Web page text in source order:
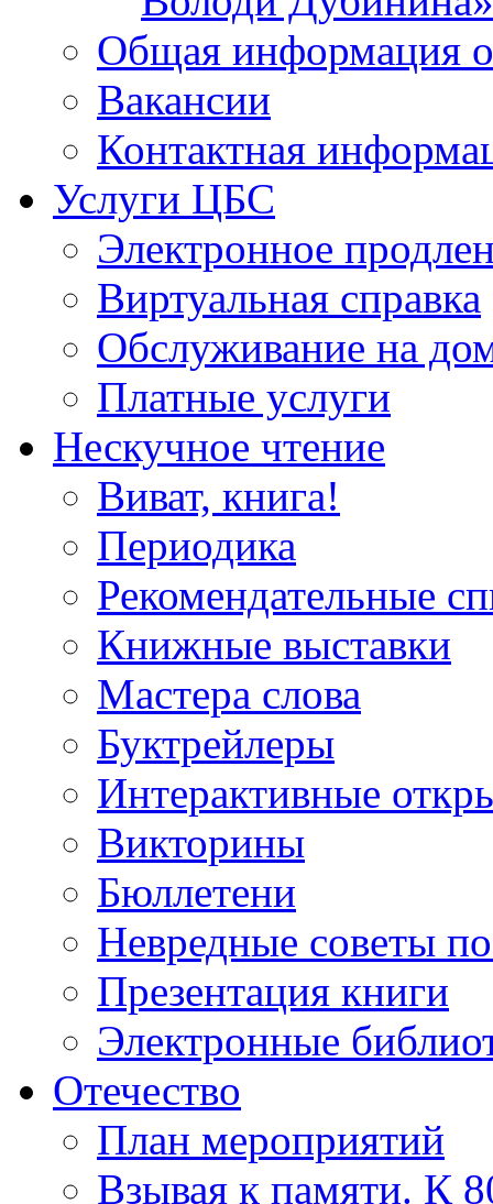
Общая информация
Вакансии
Контактная
Услуги ЦБС
Электронное
Виртуальная справка
Обслуживание на
Платные услуги
Нескучное чтение
Виват, книга!
Периодика
Рекомендательные
Книжные выставки
Мастера слова
Буктрейлеры
Интерактивные
Викторины
Бюллетени
Невредные советы
Презентация книги
Электронные
Отечество
План мероприятий
Взывая к памяти. К